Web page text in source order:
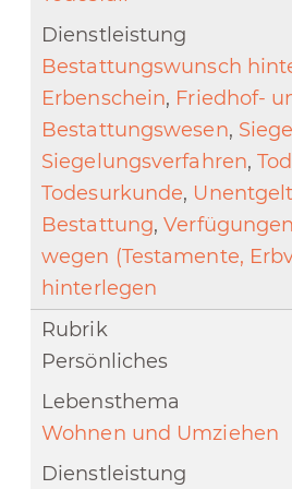
Bestattungswunsch
Erbenschein, Friedhof-
Bestattungswesen,
Siegelungsverfahren,
Todesurkunde,
Bestattung,
wegen (Testamente,
hinterlegen
Persönliches
Wohnen und Umziehen